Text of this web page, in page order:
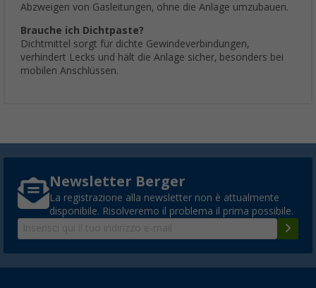
Abzweigen von Gasleitungen, ohne die Anlage umzubauen.
Brauche ich Dichtpaste?
Dichtmittel sorgt für dichte Gewindeverbindungen,
verhindert Lecks und hält die Anlage sicher, besonders bei
mobilen Anschlüssen.
Newsletter Berger
La registrazione alla newsletter non è attualmente
disponibile. Risolveremo il problema il prima possibile.